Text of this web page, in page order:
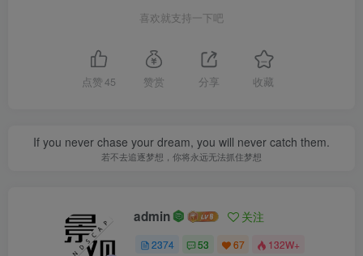
喜欢就支持一下吧
点赞 45 赞赏 分享 收藏
If you never chase your dream, you will never catch them.
若不去追逐梦想，你将永远无法抓住梦想
admin 关注
2374 53 67 132W+